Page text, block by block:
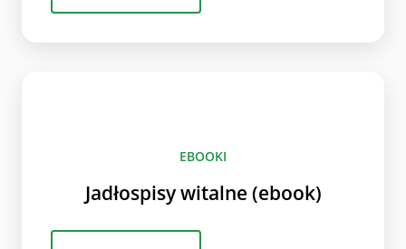
EBOOKI
Jadłospisy witalne (ebook)